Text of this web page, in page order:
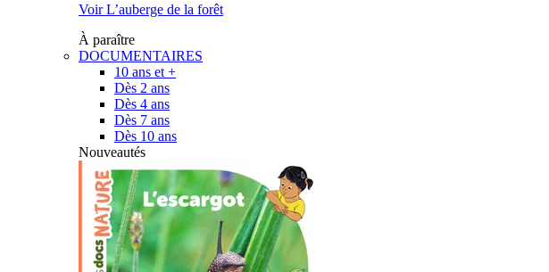
Voir L’auberge de la forêt
À paraître
DOCUMENTAIRES
10 ans et +
Dès 2 ans
Dès 4 ans
Dès 7 ans
Dès 10 ans
Nouveautés